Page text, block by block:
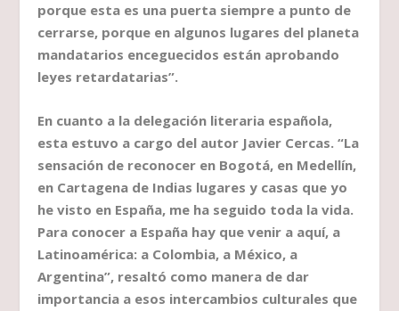
porque esta es una puerta siempre a punto de
cerrarse, porque en algunos lugares del planeta
mandatarios enceguecidos están aprobando
leyes retardatarias”.
En cuanto a la delegación literaria española,
esta estuvo a cargo del autor Javier Cercas. “La
sensación de reconocer en Bogotá, en Medellín,
en Cartagena de Indias lugares y casas que yo
he visto en España, me ha seguido toda la vida.
Para conocer a España hay que venir a aquí, a
Latinoamérica: a Colombia, a México, a
Argentina”, resaltó como manera de dar
importancia a esos intercambios culturales que